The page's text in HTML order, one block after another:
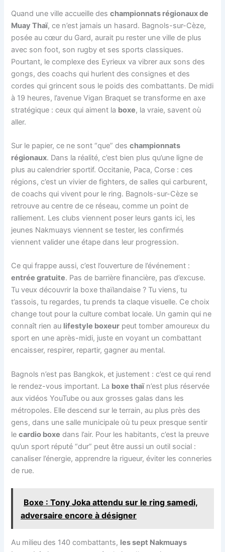
Quand une ville accueille deschampionnats régionaux de
Muay Thaï, ce n’est jamais un hasard. Bagnols-sur-Cèze,
posée au cœur du Gard, aurait pu rester une ville de plus
avec son foot, son rugby et ses sports classiques.
Pourtant, le complexe des Eyrieux va vibrer aux sons des
gongs, des coachs qui hurlent des consignes et des
cordes qui grincent sous le poids des combattants. De midi
à 19 heures, l’avenue Vigan Braquet se transforme en axe
stratégique : ceux qui aiment la boxe, la vraie, savent où
aller.
Sur le papier, ce ne sont “que” deschampionnats
régionaux. Dans la réalité, c’est bien plus qu’une ligne de
plus au calendrier sportif. Occitanie, Paca, Corse : ces
régions, c’est un vivier de fighters, de salles qui carburent,
de coachs qui vivent pour le ring. Bagnols-sur-Cèze se
retrouve au centre de ce réseau, comme un point de
ralliement. Les clubs viennent poser leurs gants ici, les
jeunes Nakmuays viennent se tester, les confirmés
viennent valider une étape dans leur progression.
Ce qui frappe aussi, c’est l’ouverture de l’événement :
entrée gratuite. Pas de barrière financière, pas d’excuse.
Tu veux découvrir la boxe thaïlandaise ? Tu viens, tu
t’assois, tu regardes, tu prends ta claque visuelle. Ce choix
change tout pour la culture combat locale. Un gamin qui ne
connaît rien au lifestyle boxeur peut tomber amoureux du
sport en une après-midi, juste en voyant un combattant
encaisser, respirer, repartir, gagner au mental.
Bagnols n’est pas Bangkok, et justement : c’est ce qui rend
le rendez-vous important. La boxe thaïn’est plus réservée
aux vidéos YouTube ou aux grosses galas dans les
métropoles. Elle descend sur le terrain, au plus près des
gens, dans une salle municipale où tu peux presque sentir
lecardio boxe dans l’air. Pour les habitants, c’est la preuve
qu’un sport réputé “dur” peut être aussi un outil social :
canaliser l’énergie, apprendre la rigueur, éviter les conneries
de rue.
Boxe : Tony Joka attendu sur le ring samedi,
adversaire encore à désigner
Au milieu des 140 combattants, les sept Nakmuays